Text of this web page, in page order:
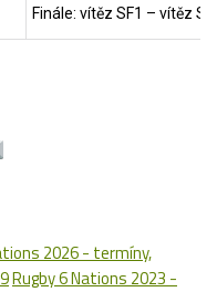
Finále: vítěz SF1 – vítěz
2026 - termíny,
Rugby 6 Nations 2023 -